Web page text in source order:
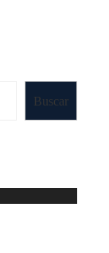
Buscar